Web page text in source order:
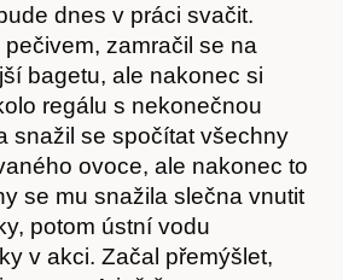
Hostcast
dnes v práci svačit.
zamračil se na
bagetu, ale nakonec si
regálu s nekonečnou
snažil se spočítat všechny
ovoce, ale nakonec to
se mu snažila slečna vnutit
potom ústní vodu
v akci. Začal přemýšlet,